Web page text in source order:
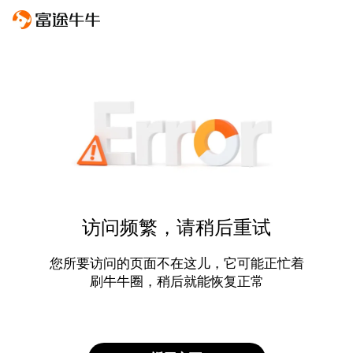
访问频繁，请稍后重试
您所要访问的页面不在这儿，它可能正忙着
刷牛牛圈，稍后就能恢复正常